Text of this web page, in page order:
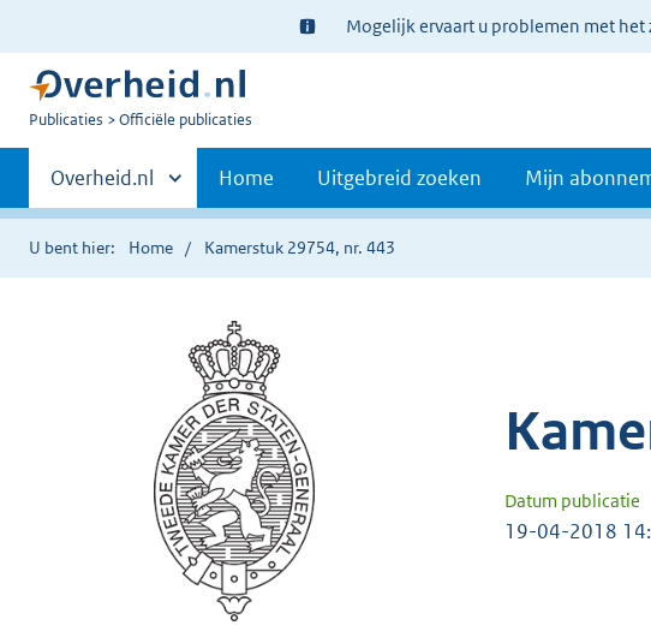
Ter
informatie:
Mogelijk ervaart u problemen met het
U
Publicaties Officiële publicaties
Primaire
navigatie
Andere
sites
binnen
Overheid.nl Home Uitgebreid zoeken Mijn
U bent hier: Home Kamerstuk 29754, nr. 443
Datum publicatie
19-04-2018